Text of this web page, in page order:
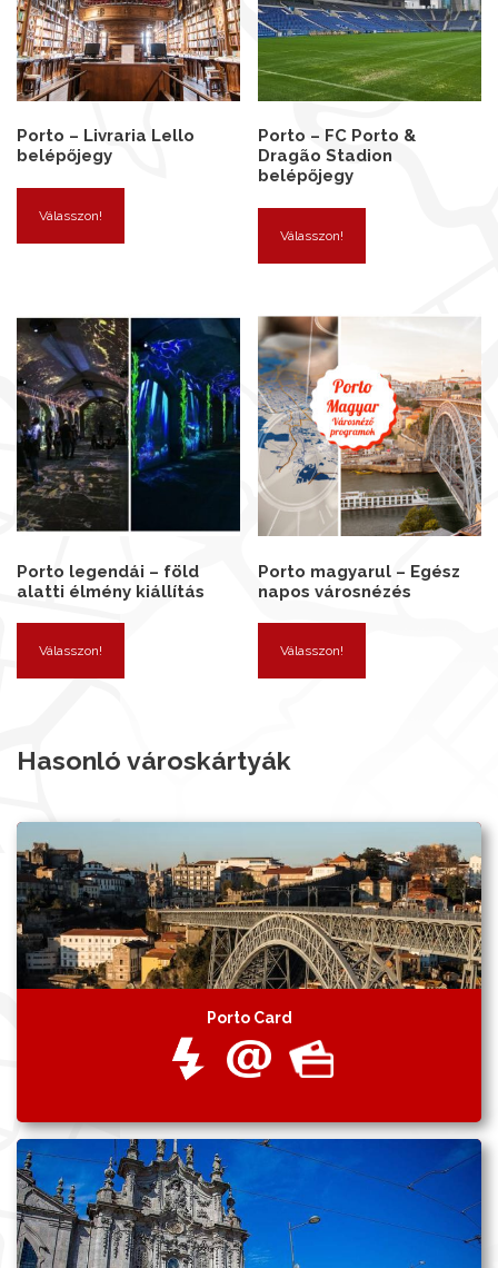
Porto – Livraria Lello
belépőjegy
Válasszon!
Porto – FC Porto &
Dragão Stadion
belépőjegy
Válasszon!
Porto legendái – föld
alatti élmény kiállítás
Válasszon!
Porto magyarul – Egész
napos városnézés
Válasszon!
Hasonló városkártyák
Porto Card